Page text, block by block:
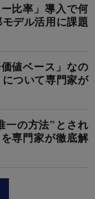
比率」導入で何
デル活用に課題
値ベース」なの
ついて専門家が
一の方法”とされ
専門家が徹底解